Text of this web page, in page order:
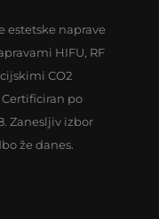
estetske naprave
HIFU, RF
CO2
po
Zanesljiv izbor
že danes.